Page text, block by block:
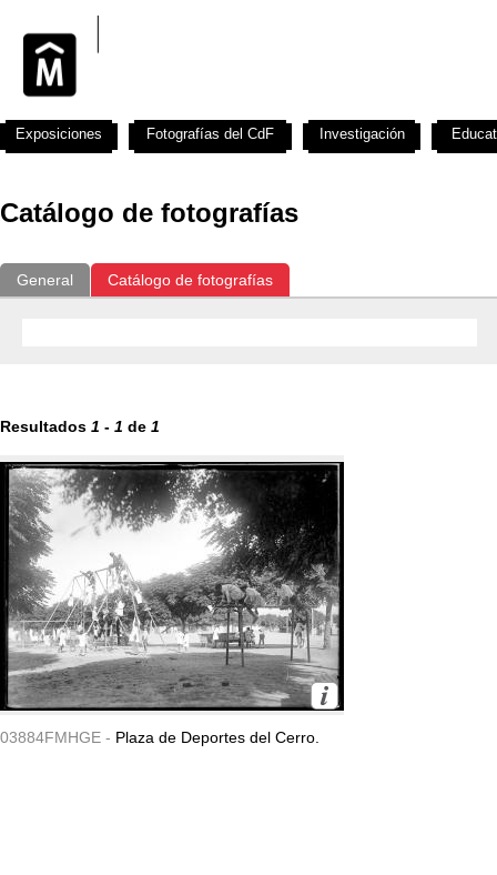
Catálogo de fotografías
General Catálogo de fotografías
Resultados 1 - 1 de 1
03884FMHGE - Plaza de Deportes del Cerro.
Exposiciones Fotografías del CdF Investigación